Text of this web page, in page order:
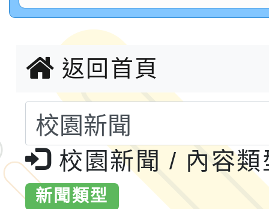
融平台-教案暨教學示
115學年度「學習扶助
計畫子計畫十一-2：國
小時認證研習計畫」
115年度「教育部表揚
義教育推展貢獻獎」實
轉知桃園市政府交通局
共運輸服務，鼓勵民眾
桃「我的減碳存摺2.0
案，詳如說明，請參閱
115年第二屆全國原住
2026年新北亞洲盃暨
鐵人三項錦標賽
桃園市115學年度學生
返回首頁
校園新聞 / 內容類
新聞類型